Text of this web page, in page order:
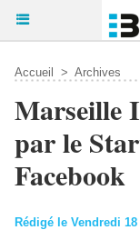
Accueil > Archives
Marseille
par le
Facebook
Rédigé le Vendredi